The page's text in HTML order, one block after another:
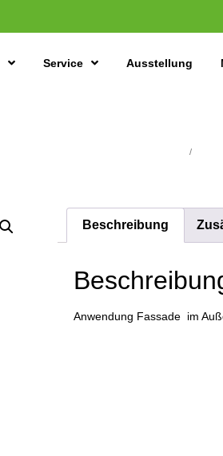
Service Ausstellung
/
Beschreibung
Anwendung Fassade im